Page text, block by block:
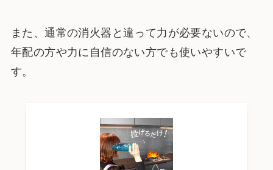
また、通常の消火器と違って力が必要ないので、
年配の方や力に自信のない方でも使いやすいで
す。